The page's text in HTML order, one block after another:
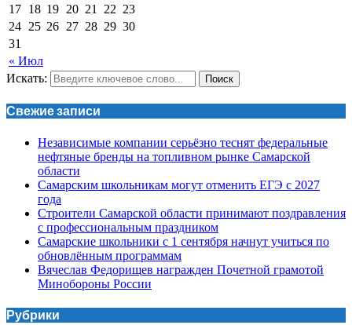
« Июл
17 18 19 20 21 22 23
24 25 26 27 28 29 30
31
Искать: Поиск
Свежие записи
Независимые компании серьёзно теснят федеральные
нефтяные бренды на топливном рынке Самарской
области
Самарским школьникам могут отменить ЕГЭ с 2027
года
Строители Самарской области принимают поздравления
с профессиональным праздником
Самарские школьники с 1 сентября начнут учиться по
обновлённым программам
Вячеслав Федорищев награжден Почетной грамотой
Минобороны России
Рубрики